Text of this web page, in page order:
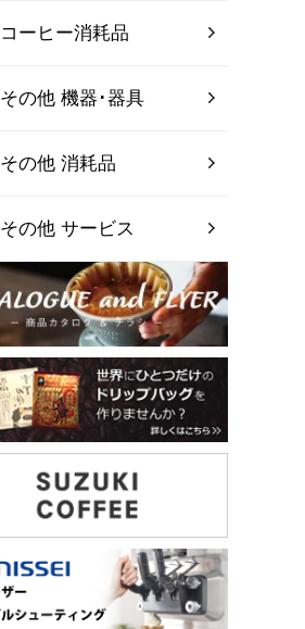
コーヒー消耗品
その他 機器･器具
その他 消耗品
その他 サービス